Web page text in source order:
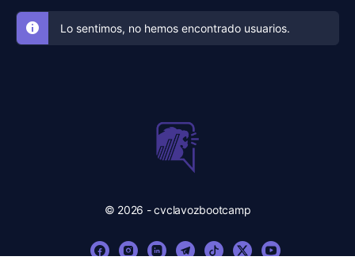
Lo sentimos, no hemos encontrado usuarios.
© 2026 - cvclavozbootcamp